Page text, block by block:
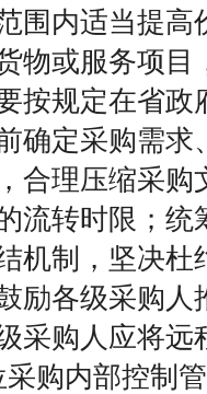
围内适当提高
物或服务项目
按规定在省政
确定采购需求
合理压缩采购
流转时限；统
机制，坚决杜
励各级采购
采购人应将远
购内部控制